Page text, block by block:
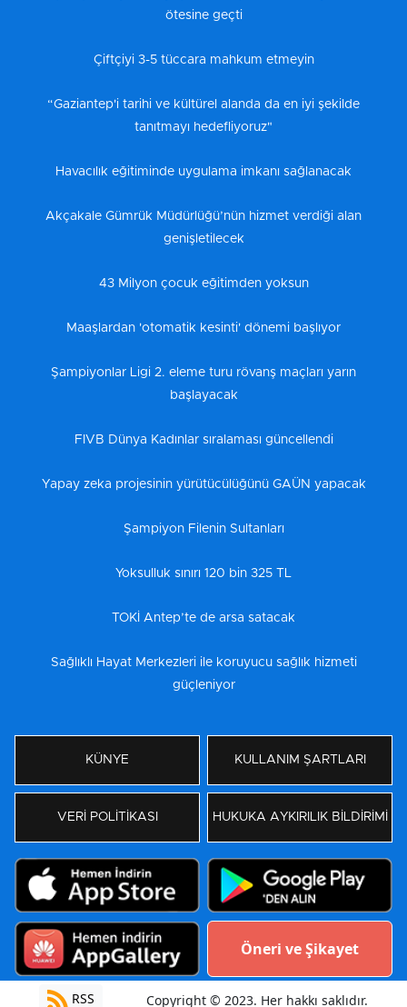
ötesine geçti
Çiftçiyi 3-5 tüccara mahkum etmeyin
“Gaziantep'i tarihi ve kültürel alanda da en iyi şekilde
tanıtmayı hedefliyoruz"
Havacılık eğitiminde uygulama imkanı sağlanacak
Akçakale Gümrük Müdürlüğü’nün hizmet verdiği alan
genişletilecek
43 Milyon çocuk eğitimden yoksun
Maaşlardan 'otomatik kesinti' dönemi başlıyor
Şampiyonlar Ligi 2. eleme turu rövanş maçları yarın
başlayacak
FIVB Dünya Kadınlar sıralaması güncellendi
Yapay zeka projesinin yürütücülüğünü GAÜN yapacak
Şampiyon Filenin Sultanları
Yoksulluk sınırı 120 bin 325 TL
TOKİ Antep’te de arsa satacak
Sağlıklı Hayat Merkezleri ile koruyucu sağlık hizmeti
güçleniyor
KÜNYE KULLANIM ŞARTLARI
VERİ POLİTİKASI HUKUKA AYKIRILIK BİLDİRİMİ
Öneri ve Şikayet
RSS Copyright © 2023. Her hakkı saklıdır.